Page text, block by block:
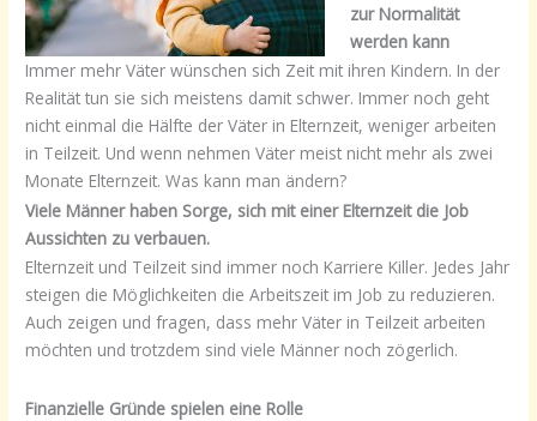
zur Normalität
werden kann
Immer mehr Väter wünschen sich Zeit mit ihren Kindern. In der
Realität tun sie sich meistens damit schwer. Immer noch geht
nicht einmal die Hälfte der Väter in Elternzeit, weniger arbeiten
in Teilzeit. Und wenn nehmen Väter meist nicht mehr als zwei
Monate Elternzeit. Was kann man ändern?
Viele Männer haben Sorge, sich mit einer Elternzeit die Job
Aussichten zu verbauen.
Elternzeit und Teilzeit sind immer noch Karriere Killer. Jedes Jahr
steigen die Möglichkeiten die Arbeitszeit im Job zu reduzieren.
Auch zeigen und fragen, dass mehr Väter in Teilzeit arbeiten
möchten und trotzdem sind viele Männer noch zögerlich.
Finanzielle Gründe spielen eine Rolle